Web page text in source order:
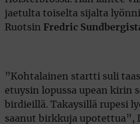
jaetulta toiselta sijalta
Ruotsin
Fredric
”Kohtalainen startti suli
etuysin lopussa upean kirin
birdieillä. Takaysillä rupesi
saanut birkkuja upotettua”,